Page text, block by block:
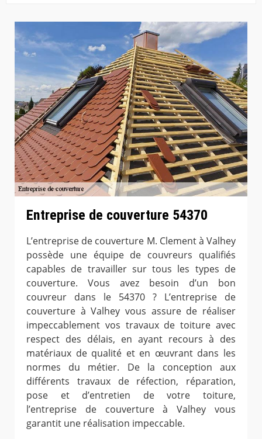
Entreprise de couverture 54370
L’entreprise de couverture M. Clement à Valhey
possède une équipe de couvreurs qualifiés
capables de travailler sur tous les types de
couverture. Vous avez besoin d’un bon
couvreur dans le 54370 ? L’entreprise de
couverture à Valhey vous assure de réaliser
impeccablement vos travaux de toiture avec
respect des délais, en ayant recours à des
matériaux de qualité et en œuvrant dans les
normes du métier. De la conception aux
différents travaux de réfection, réparation,
pose et d’entretien de votre toiture,
l’entreprise de couverture à Valhey vous
garantit une réalisation impeccable.